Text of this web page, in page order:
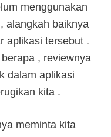
menggunakan
alangkah baiknya
aplikasi tersebut .
, reviewnya
dalam aplikasi
kita .
meminta kita